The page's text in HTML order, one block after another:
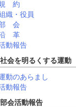
約
織・役員
会
革
動報告
社会を明るくする運動
動のあらまし
動報告
部会活動報告